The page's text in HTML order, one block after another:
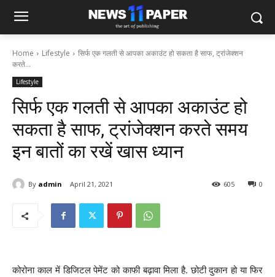
Home Lifestyle
सिर्फ एक गलती से आपका अकाउंट हो सकता है साफ, ट्रांजेक्शन
करते...
Lifestyle
सिर्फ एक गलती से आपका अकाउंट हो
सकता है साफ, ट्रांजेक्शन करते समय
इन बातों का रखें खास ध्यान
By admin April 21, 2021 0
605
कोरोना काल में डिजिटल पेमेंट को काफी बढ़ावा मिला है. छोटी दुकान हो या फिर